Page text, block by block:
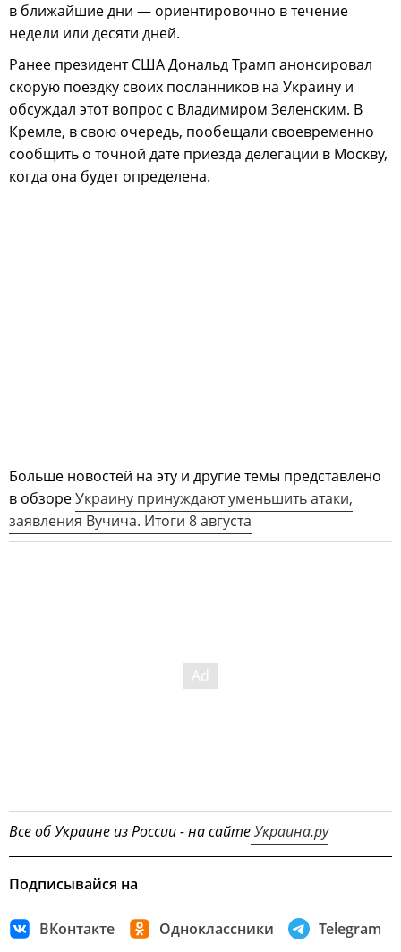
в ближайшие дни — ориентировочно в течение
недели или десяти дней.
Ранее президент США Дональд Трамп анонсировал
скорую поездку своих посланников на Украину и
обсуждал этот вопрос с Владимиром Зеленским. В
Кремле, в свою очередь, пообещали своевременно
сообщить о точной дате приезда делегации в Москву,
когда она будет определена.
Больше новостей на эту и другие темы представлено
в обзореУкраину принуждают уменьшить атаки,
заявления Вучича. Итоги 8 августа
Все об Украине из России - на сайтеУкраина.ру
Подписывайся на
ВКонтакте Одноклассники Telegram